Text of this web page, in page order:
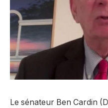
Le sénateur Ben Cardin